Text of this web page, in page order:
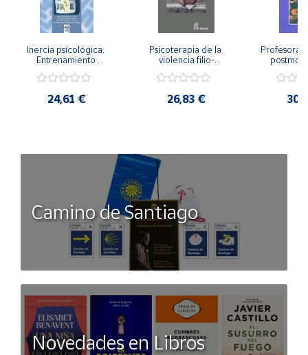
Inercia psicológica.
Entrenamiento
Igualdad de Género.
24,61 €
Psicoterapia de la
violencia filio-
secreto y la
26,83 €
Camino de Santiago
Novedades en Libros